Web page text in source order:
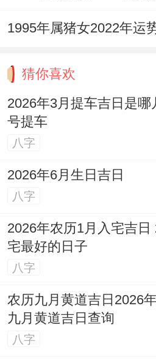
猜你喜欢
2026年3月提车吉日是
号提车
八字
2026年6月生日吉日
八字
2026年农历1月入宅吉日
宅最好的日子
八字
农历九月黄道吉日2026
九月黄道吉日查询
八字